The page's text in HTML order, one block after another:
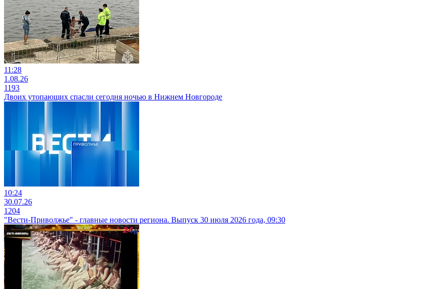
11:28
1.08.26
1193
Двоих утопающих спасли сегодня ночью в Нижнем Новгороде
10:24
30.07.26
1204
"Вести-Приволжье" - главные новости региона. Выпуск 30 июля 2026 года, 09:30